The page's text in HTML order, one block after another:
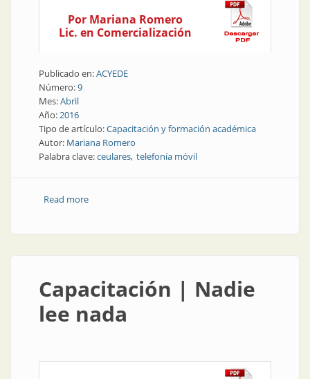
Por Mariana Romero
Lic. en Comercialización
Publicado en:ACYEDE
Número:9
Mes:Abril
Año:2016
Tipo de artículo:Capacitación y formación académica
Autor: Mariana Romero
Palabra clave:ceulares telefonía móvil
Read moreabout Capacitación | Hay que buscarle la vuelta (en
Capacitación | Nadie
lee nada